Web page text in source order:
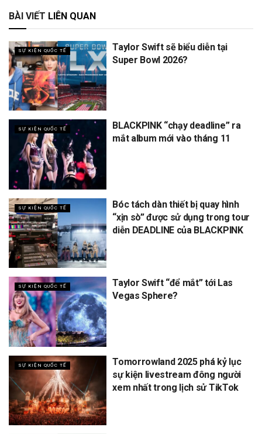
BÀI VIẾT LIÊN QUAN
SỰ KIỆN QUỐC TẾ
Taylor Swift sẽ biểu diễn tại
Super Bowl 2026?
SỰ KIỆN QUỐC TẾ
BLACKPINK “chạy deadline” ra
mắt album mới vào tháng 11
SỰ KIỆN QUỐC TẾ
Bóc tách dàn thiết bị quay hình
“xịn sò” được sử dụng trong tour
diễn DEADLINE của BLACKPINK
SỰ KIỆN QUỐC TẾ
Taylor Swift “để mắt” tới Las
Vegas Sphere?
SỰ KIỆN QUỐC TẾ
Tomorrowland 2025 phá kỷ lục
sự kiện livestream đông người
xem nhất trong lịch sử TikTok